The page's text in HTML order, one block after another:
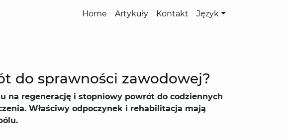
Home Artykuły Kontakt Język
do sprawności zawodowej?
na regenerację i stopniowy powrót do codziennych
Właściwy odpoczynek i rehabilitacja mają